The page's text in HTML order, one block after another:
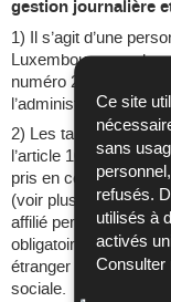
Ce site
sans
refusés.
utilisés à
activés
Consulter
gestion journalière
1) Il s’agit d’une
Luxembourg une des
numéro 2 L.I.R.,
l’administrateur ait la
2) Les tantièmes
l’article 10, numéro
pris en considération
(voir plus haut :
affilié
obligatoire à un
étranger visé par un
sociale.